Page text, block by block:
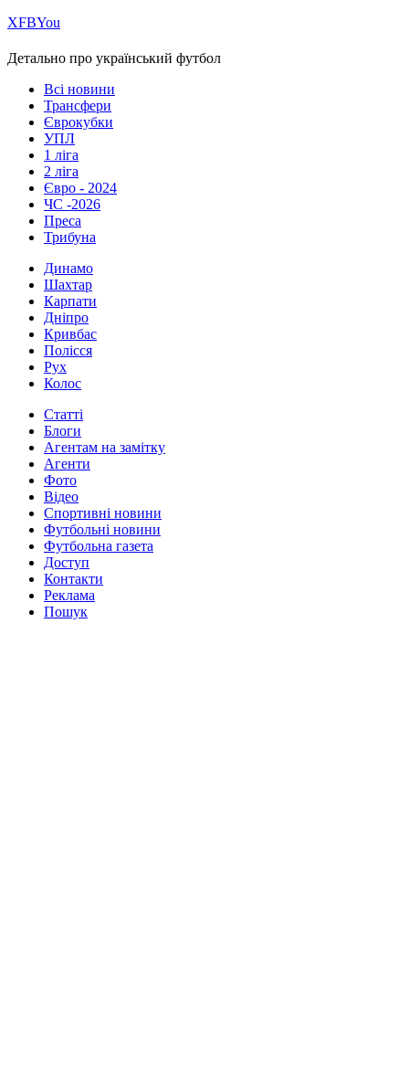
ХFBYou
Детально про український футбол
Всі новини
Трансфери
Єврокубки
УПЛ
1 ліга
2 ліга
Євро - 2024
ЧС -2026
Преса
Трибуна
Динамо
Шахтар
Карпати
Дніпро
Кривбас
Полісся
Рух
Колос
Статті
Блоги
Агентам на замітку
Агенти
Фото
Відео
Спортивні новини
Футбольні новини
Футбольна газета
Доступ
Контакти
Реклама
Пошук